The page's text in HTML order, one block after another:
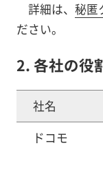
詳細は、 秘匿
ださい。
2. 各社の役
社名
ドコモ